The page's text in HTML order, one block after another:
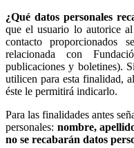
¿Qué datos personales
que el usuario lo autorice
contacto proporcionados
relacionada con
publicaciones y boletines).
utilicen para esta finalidad,
éste le permitirá indicarlo.
Para las finalidades antes
personales: nombre,
no se recabarán datos